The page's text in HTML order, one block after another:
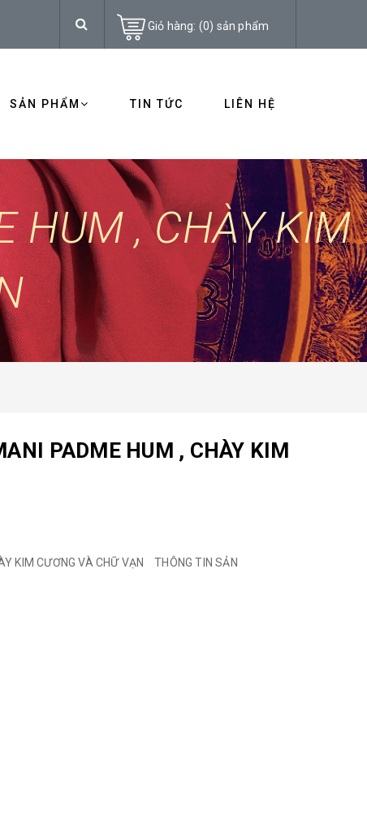
Giỏ hàng: (0) sản phẩm
SẢN PHẨM TIN TỨC LIÊN HỆ
HUM , CHÀY KIM
PADME HUM , CHÀY KIM
KIM CƯƠNG VÀ CHỮ VẠN THÔNG TIN SẢN